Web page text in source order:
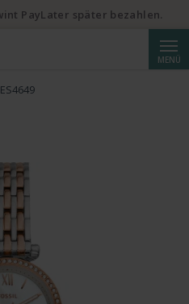
MENÜ
PayLater später bezahlen.